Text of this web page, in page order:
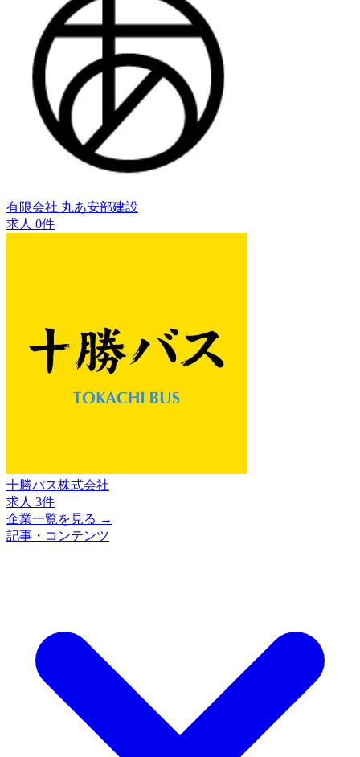
有限会社 丸あ安部建設
求人 0件
十勝バス株式会社
求人 3件
企業一覧を見る →
記事・コンテンツ